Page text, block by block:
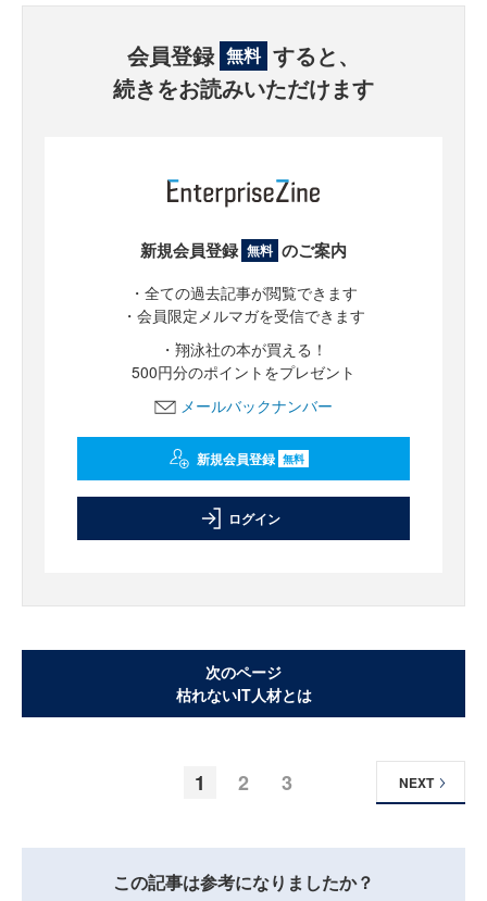
会員登録 無料 すると、
続きをお読みいただけます
新規会員登録 無料 のご案内
・全ての過去記事が閲覧できます
・会員限定メルマガを受信できます
・翔泳社の本が買える！
500円分のポイントをプレゼント
メールバックナンバー
新規会員登録 無料
ログイン
次のページ
枯れないIT人材とは
1 2 3 NEXT
この記事は参考になりましたか？